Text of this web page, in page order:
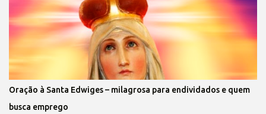
Oração à Santa Edwiges – milagrosa para endividados e quem
busca emprego